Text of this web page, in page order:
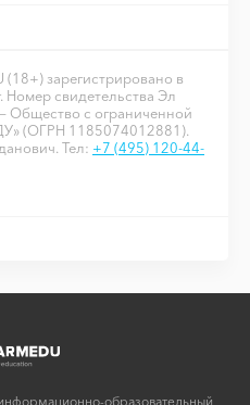
(18+) зарегистрировано в
Номер свидетельства Эл
с ограниченной
(ОГРН 1185074012881).
Тел: +7 (495) 120-44-
образовательный